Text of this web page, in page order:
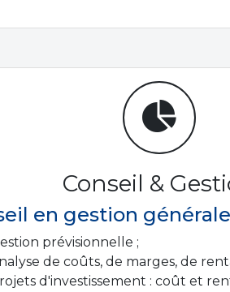
Conseil &
en gestion
prévisionnelle ;
de coûts, de marges, de
d'investissement : coût et